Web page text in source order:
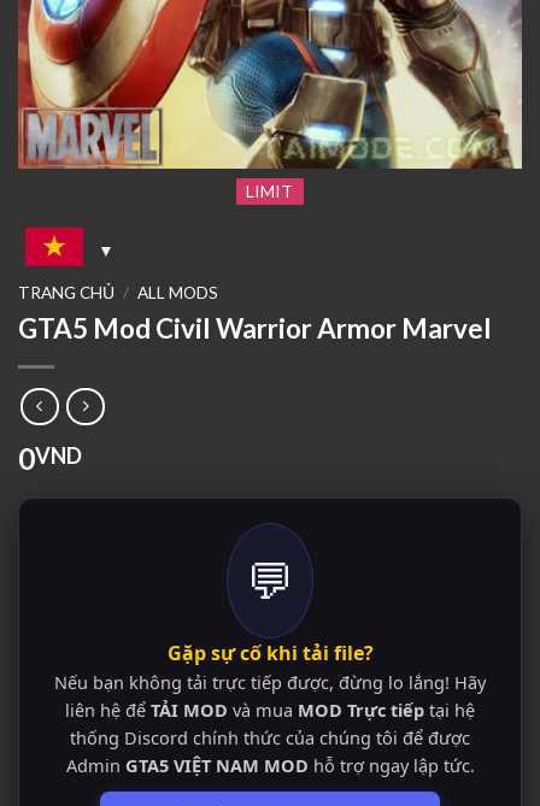
LIMIT
TRANG CHỦ / ALL MODS
GTA5 Mod Civil Warrior Armor Marvel
0VND
💬
Gặp sự cố khi tải file?
Nếu bạn không tải trực tiếp được, đừng lo lắng! Hãy
liên hệ để TẢI MOD và mua MOD Trực tiếp tại hệ
thống Discord chính thức của chúng tôi để được
Admin GTA5 VIỆT NAM MOD hỗ trợ ngay lập tức.